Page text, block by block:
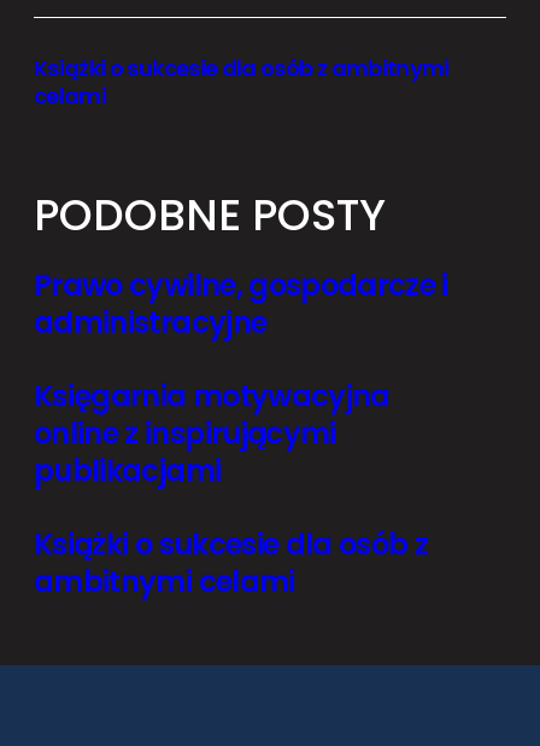
Książki o sukcesie dla osób z ambitnymi
celami
PODOBNE POSTY
Prawo cywilne, gospodarcze i
administracyjne
Księgarnia motywacyjna
online z inspirującymi
publikacjami
Książki o sukcesie dla osób z
ambitnymi celami